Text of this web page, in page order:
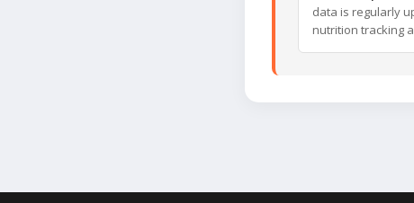
data is regularly
nutrition tracking